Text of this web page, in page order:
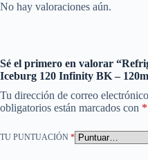
No hay valoraciones aún.
Sé el primero en valorar
Iceburg 120 Infinity BK –
Tu dirección de correo
obligatorios están marcados con *
TU PUNTUACIÓN *